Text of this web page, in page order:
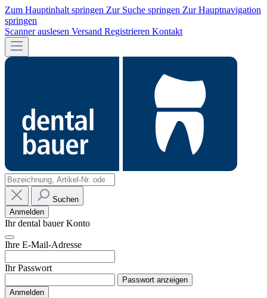
Zum Hauptinhalt springen Zur Suche springen Zur Hauptnavigation
springen
Scanner auslesen Versand Registrieren Kontakt
Suchen
Anmelden
Ihr dental bauer Konto
Ihre E-Mail-Adresse
Ihr Passwort
Passwort anzeigen
Anmelden